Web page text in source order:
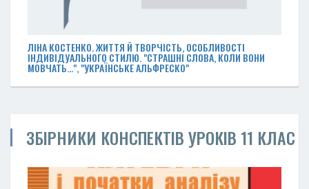
ЛІНА КОСТЕНКО. ЖИТТЯ Й ТВОРЧІСТЬ, ОСОБЛИВОСТІ
ІНДИВІДУАЛЬНОГО СТИЛЮ. "СТРАШНІ СЛОВА, КОЛИ ВОНИ
МОВЧАТЬ…", "УКРАЇНСЬКЕ АЛЬФРЕСКО"
ЗБІРНИКИ КОНСПЕКТІВ УРОКІВ 11 КЛАС